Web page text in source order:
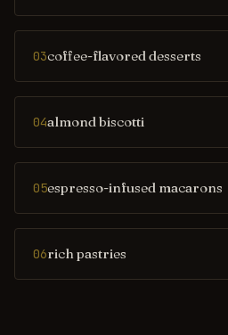
03coffee-flavored desserts
04almond biscotti
05espresso-infused macarons
06rich pastries